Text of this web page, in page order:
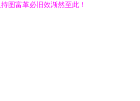
图富革必旧效渐然至此！